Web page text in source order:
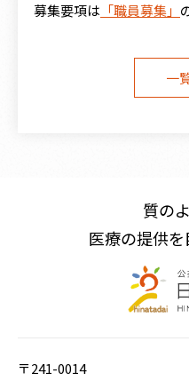
問看護 ひなた
241-0014 横浜市旭区市
募集要項は 「職員募集」
一
質の
医療の提供を
〒241-0014